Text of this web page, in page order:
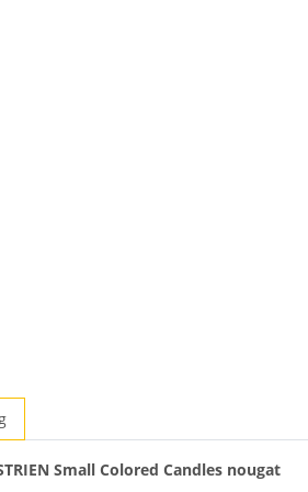
Small Colored Candles nougat